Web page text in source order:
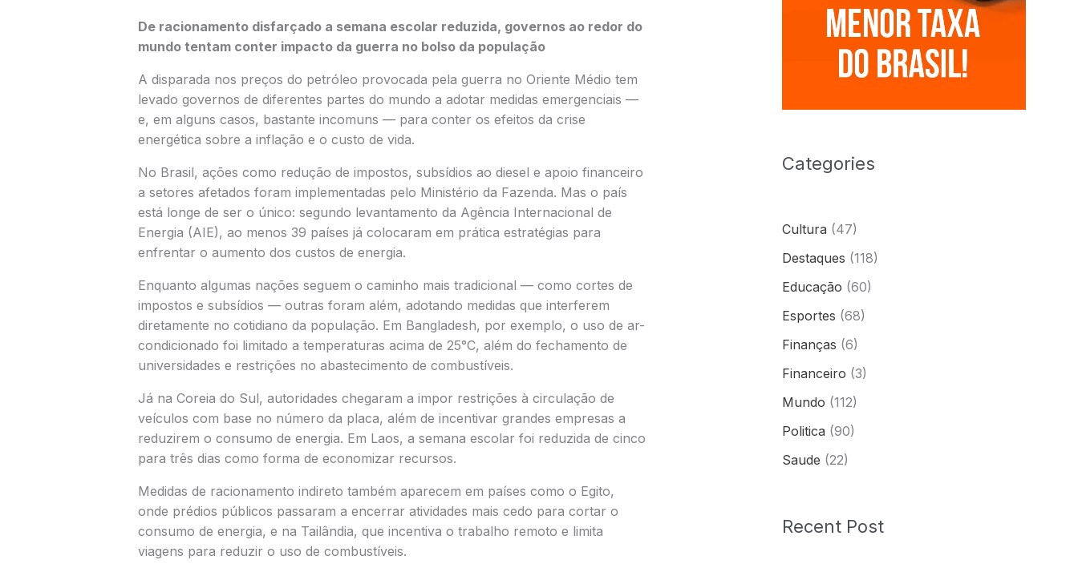
De racionamento disfarçado a semana escolar reduzida, governos ao redor do
mundo tentam conter impacto da guerra no bolso da população
A disparada nos preços do petróleo provocada pela guerra no Oriente Médio tem
levado governos de diferentes partes do mundo a adotar medidas emergenciais —
e, em alguns casos, bastante incomuns — para conter os efeitos da crise
energética sobre a inflação e o custo de vida.
No Brasil, ações como redução de impostos, subsídios ao diesel e apoio financeiro
a setores afetados foram implementadas pelo Ministério da Fazenda. Mas o país
está longe de ser o único: segundo levantamento da Agência Internacional de
Energia (AIE), ao menos 39 países já colocaram em prática estratégias para
enfrentar o aumento dos custos de energia.
Enquanto algumas nações seguem o caminho mais tradicional — como cortes de
impostos e subsídios — outras foram além, adotando medidas que interferem
diretamente no cotidiano da população. Em Bangladesh, por exemplo, o uso de ar-
condicionado foi limitado a temperaturas acima de 25°C, além do fechamento de
universidades e restrições no abastecimento de combustíveis.
Já na Coreia do Sul, autoridades chegaram a impor restrições à circulação de
veículos com base no número da placa, além de incentivar grandes empresas a
reduzirem o consumo de energia. Em Laos, a semana escolar foi reduzida de cinco
para três dias como forma de economizar recursos.
Medidas de racionamento indireto também aparecem em países como o Egito,
onde prédios públicos passaram a encerrar atividades mais cedo para cortar o
consumo de energia, e na Tailândia, que incentiva o trabalho remoto e limita
viagens para reduzir o uso de combustíveis.
Categories
Cultura (47)
Destaques (118)
Educação (60)
Esportes (68)
Finanças (6)
Financeiro (3)
Mundo (112)
Politica (90)
Saude (22)
Recent Post